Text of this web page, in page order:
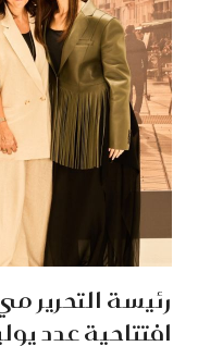
رئيسة التحرير
افتتاحية عدد